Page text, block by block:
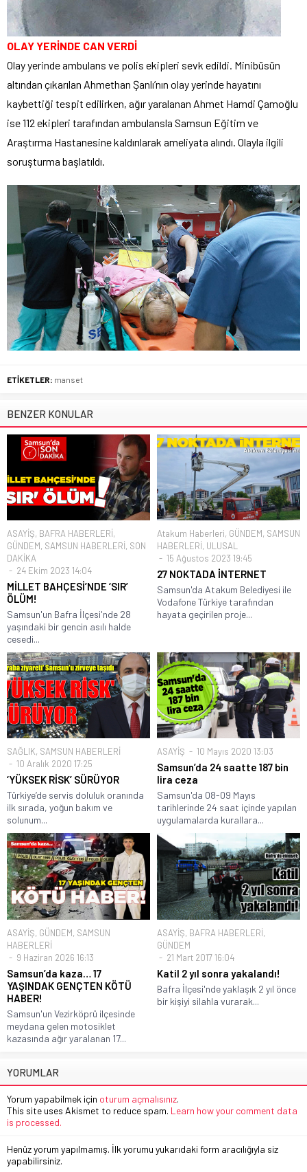
OLAY YERİNDE CAN VERDİ
Olay yerinde ambulans ve polis ekipleri sevk edildi. Minibüsün
altından çıkarılan Ahmethan Şanlı’nın olay yerinde hayatını
kaybettiği tespit edilirken, ağır yaralanan Ahmet Hamdi Çamoğlu
ise 112 ekipleri tarafından ambulansla Samsun Eğitim ve
Araştırma Hastanesine kaldırılarak ameliyata alındı. Olayla ilgili
soruşturma başlatıldı.
ETİKETLER: manset
BENZER KONULAR
ASAYİŞ, BAFRA HABERLERİ,
GÜNDEM, SAMSUN HABERLERİ, SON
DAKİKA
24 Ekim 2023 14:04
MİLLET BAHÇESİ’NDE ‘SIR’
ÖLÜM!
Samsun'un Bafra İlçesi'nde 28
yaşındaki bir gencin asılı halde
cesedi...
Atakum Haberleri, GÜNDEM, SAMSUN
HABERLERİ, ULUSAL
15 Ağustos 2023 19:45
27 NOKTADA İNTERNET
Samsun'da Atakum Belediyesi ile
Vodafone Türkiye tarafından
hayata geçirilen proje...
SAĞLIK, SAMSUN HABERLERİ
10 Aralık 2020 17:25
‘YÜKSEK RİSK’ SÜRÜYOR
Türkiye’de servis doluluk oranında
ilk sırada, yoğun bakım ve
solunum...
ASAYİŞ 10 Mayıs 2020 13:03
Samsun’da 24 saatte 187 bin
lira ceza
Samsun'da 08-09 Mayıs
tarihlerinde 24 saat içinde yapılan
uygulamalarda kurallara...
ASAYİŞ, GÜNDEM, SAMSUN
HABERLERİ
9 Haziran 2026 16:13
Samsun’da kaza… 17
YAŞINDAK GENÇTEN KÖTÜ
HABER!
Samsun'un Vezirköprü ilçesinde
meydana gelen motosiklet
kazasında ağır yaralanan 17...
ASAYİŞ, BAFRA HABERLERİ,
GÜNDEM
21 Mart 2017 16:04
Katil 2 yıl sonra yakalandı!
Bafra İlçesi'nde yaklaşık 2 yıl önce
bir kişiyi silahla vurarak...
YORUMLAR
Yorum yapabilmek için oturum açmalısınız.
This site uses Akismet to reduce spam. Learn how your comment data
is processed.
Henüz yorum yapılmamış. İlk yorumu yukarıdaki form aracılığıyla siz
yapabilirsiniz.